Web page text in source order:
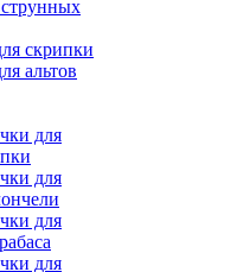
скрипки
альтов
для
для
для
для